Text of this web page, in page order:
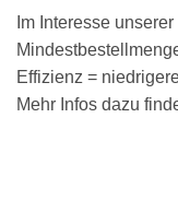
Im Interesse
Effizienz =
Mehr Infos dazu